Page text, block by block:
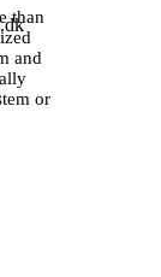
than
and
or